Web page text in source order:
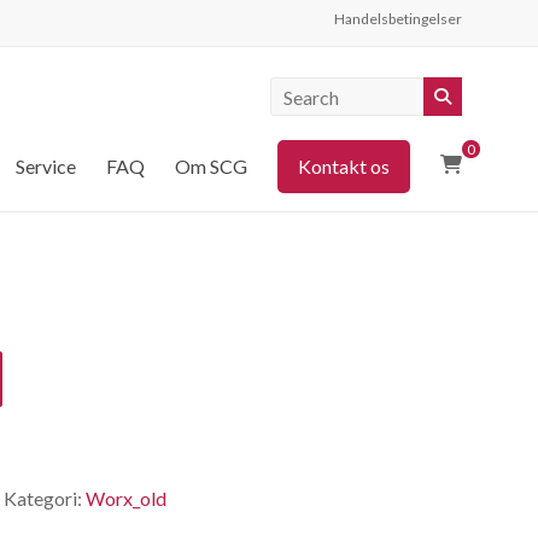
Handelsbetingelser
0
Service FAQ Om SCG Kontakt os
Kategori: Worx_old